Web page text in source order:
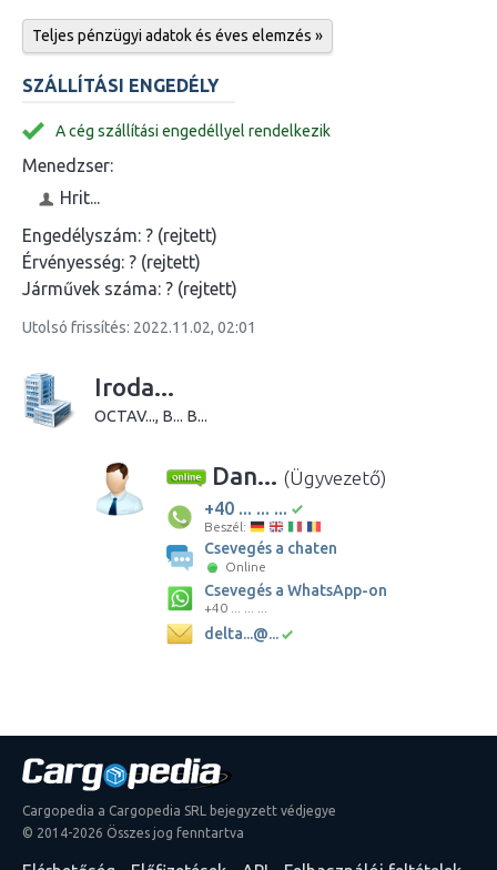
Teljes pénzügyi adatok és éves elemzés »
SZÁLLÍTÁSI ENGEDÉLY
A cég szállítási engedéllyel rendelkezik
Menedzser:
Hrit...
Engedélyszám: ? (rejtett)
Érvényesség: ? (rejtett)
Járművek száma: ? (rejtett)
Utolsó frissítés: 2022.11.02, 02:01
Iroda...
OCTAV..., B... B...
Dan... (Ügyvezető)
+40 ... ... ...
Beszél:
Csevegés a chaten
Online
Csevegés a WhatsApp-on
+40 ... ... ...
delta...@...
Cargopedia a Cargopedia SRL bejegyzett védjegye
© 2014-2026 Összes jog fenntartva